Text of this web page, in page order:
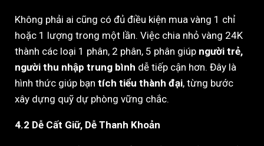
Không phải ai cũng có đủ điều kiện mua vàng 1 chỉ
hoặc 1 lượng trong một lần. Việc chia nhỏ vàng 24K
thành các loại 1 phân, 2 phân, 5 phân giúp người trẻ,
người thu nhập trung bình dễ tiếp cận hơn. Đây là
hình thức giúp bạn tích tiểu thành đại, từng bước
xây dựng quỹ dự phòng vững chắc.
4.2 Dễ Cất Giữ, Dễ Thanh Khoản